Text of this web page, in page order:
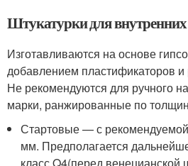
Штукатурки для
Изготавливаются на основе
добавлением пластификаторов и
Не рекомендуются для ручного
марки, ранжированные по
Стартовые — с
мм. Предполагается